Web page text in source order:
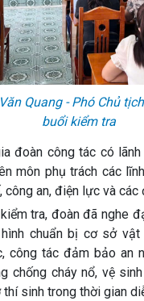
Quang - Phó Chủ
buổi kiểm tra
công tác có lãnh
môn phụ trách các
công an, điện lực và các
đoàn đã nghe
chuẩn bị cơ sở vật
công tác đảm bảo an
chống cháy nổ, vệ
sinh trong thời gian